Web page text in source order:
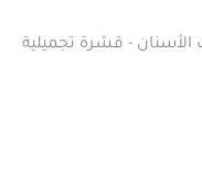
الأسنان - قشرة تجميلية